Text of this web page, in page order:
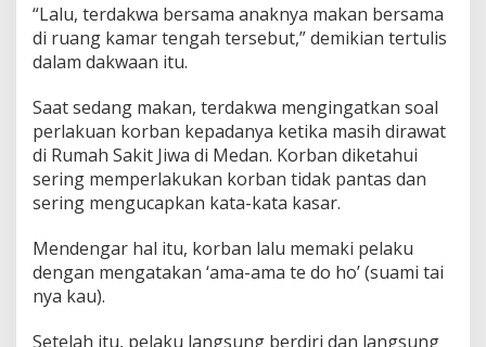
“Lalu, terdakwa bersama anaknya makan bersama
di ruang kamar tengah tersebut,” demikian tertulis
dalam dakwaan itu.
Saat sedang makan, terdakwa mengingatkan soal
perlakuan korban kepadanya ketika masih dirawat
di Rumah Sakit Jiwa di Medan. Korban diketahui
sering memperlakukan korban tidak pantas dan
sering mengucapkan kata-kata kasar.
Mendengar hal itu, korban lalu memaki pelaku
dengan mengatakan ‘ama-ama te do ho’ (suami tai
nya kau).
Setelah itu, pelaku langsung berdiri dan langsung